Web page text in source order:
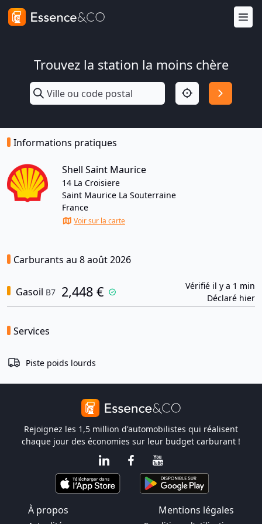
Trouvez la station la moins chère
Informations pratiques
Shell Saint Maurice
14 La Croisiere
Saint Maurice La Souterraine
France
Voir sur la carte
Carburants au 8 août 2026
Gasoil B7 2,448 €
Vérifié il y a 1 min
Déclaré hier
Services
Piste poids lourds
Rejoignez les 1,5 million d'automobilistes qui réalisent
chaque jour des économies sur leur budget carburant !
À propos Mentions légales